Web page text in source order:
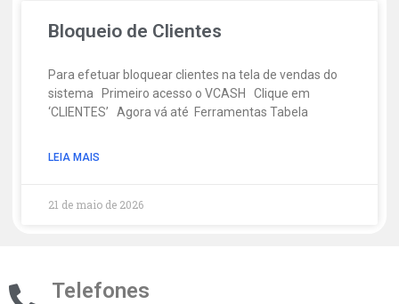
Bloqueio de Clientes
Para efetuar bloquear clientes na tela de vendas do
sistema Primeiro acesso o VCASH Clique em
‘CLIENTES’ Agora vá até Ferramentas Tabela
LEIA MAIS
21 de maio de 2026
Telefones